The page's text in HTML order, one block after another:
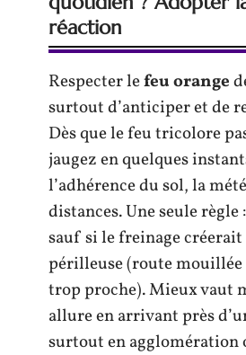
réaction
Respecter lefeu orange
surtout d’anticiper et de
Dès que le feu tricolore
jaugez en quelques
l’adhérence du sol, la
distances. Une seule règle
sauf si le freinage
périlleuse (route
trop proche). Mieux vaut
allure en arrivant près
surtout en agglomération